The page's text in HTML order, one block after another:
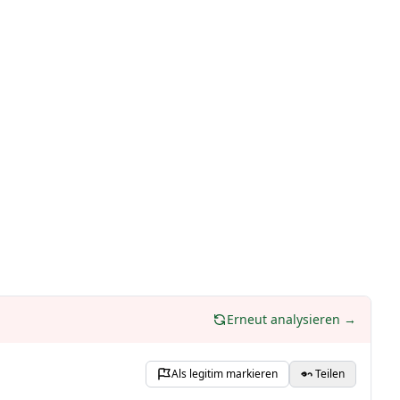
Erneut analysieren →
Als legitim markieren Teilen